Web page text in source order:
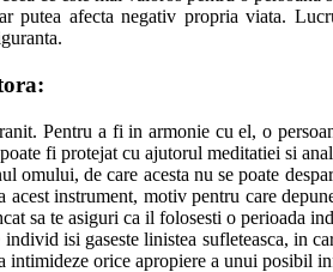
putea afecta negativ propria viata.
Pentru a fi in armonie cu el, o
fi protejat cu ajutorul meditatiei si
omului, de care acesta nu se poate
acest instrument, motiv pentru care
sa te asiguri ca il folosesti o perioada
isi gaseste linistea sufleteasca, in
intimideze orice apropiere a unui posibil